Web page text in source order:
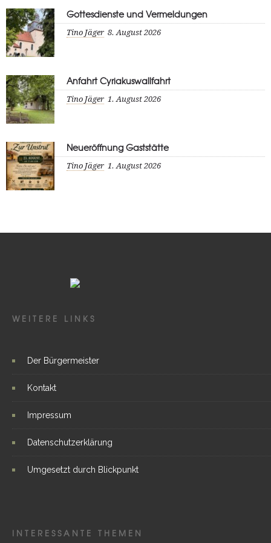
Gottesdienste und Vermeldungen
Tino Jäger 8. August 2026
Anfahrt Cyriakuswallfahrt
Tino Jäger 1. August 2026
Neueröffnung Gaststätte
Tino Jäger 1. August 2026
WEITERE LINKS
Der Bürgermeister
Kontakt
Impressum
Datenschutzerklärung
Umgesetzt durch Blickpunkt
INTERESSANTE THEMEN